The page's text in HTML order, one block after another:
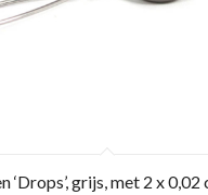
‘Drops’, grijs, met 2 x